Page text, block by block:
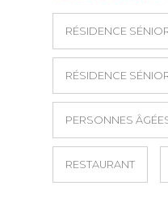
RÉSIDENCE
RÉSIDENCE
PERSONNES
RESTAURANT